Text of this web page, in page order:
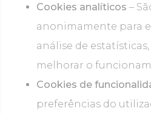
Cookies analíticos –
anonimamente para
análise de
melhorar o
Cookies de
preferências do